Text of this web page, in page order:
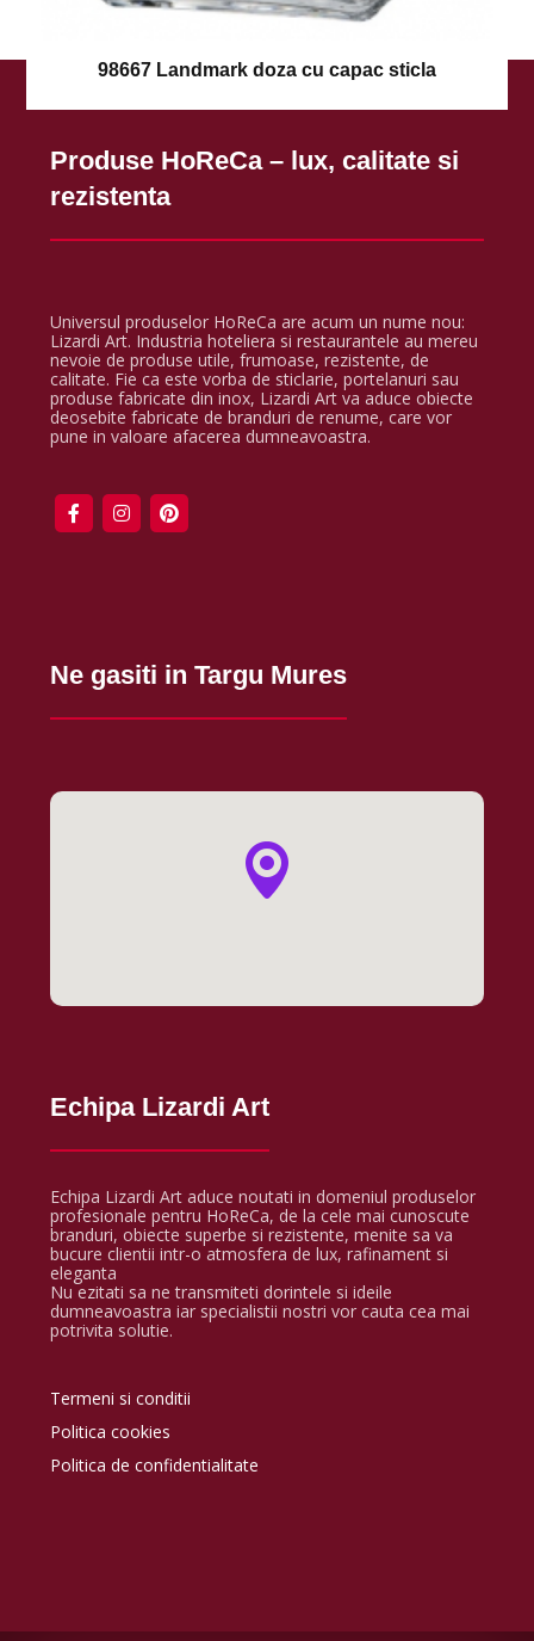
98667 Landmark doza cu capac sticla
Produse HoReCa – lux, calitate si
rezistenta
Universul produselor HoReCa are acum un nume nou:
Lizardi Art. Industria hoteliera si restaurantele au mereu
nevoie de produse utile, frumoase, rezistente, de
calitate. Fie ca este vorba de sticlarie, portelanuri sau
produse fabricate din inox, Lizardi Art va aduce obiecte
deosebite fabricate de branduri de renume, care vor
pune in valoare afacerea dumneavoastra.
Ne gasiti in Targu Mures
Echipa Lizardi Art
Echipa Lizardi Art aduce noutati in domeniul produselor
profesionale pentru HoReCa, de la cele mai cunoscute
branduri, obiecte superbe si rezistente, menite sa va
bucure clientii intr-o atmosfera de lux, rafinament si
eleganta
Nu ezitati sa ne transmiteti dorintele si ideile
dumneavoastra iar specialistii nostri vor cauta cea mai
potrivita solutie.
Termeni si conditii
Politica cookies
Politica de confidentialitate